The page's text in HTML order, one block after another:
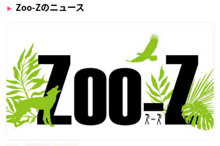
Zoo-Zのニュース